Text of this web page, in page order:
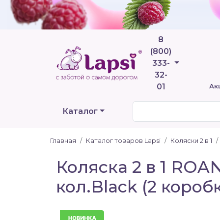
8
(800)
333-
32-
01
Телефоны
Каталог
Главная Каталог товаров Lapsi Коляски 2 в 1
Коляска 2 в 1
кол.Black (2